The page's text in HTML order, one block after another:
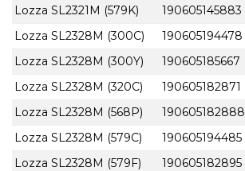
Lozza SL2321M (579K)
190605145883
Lozza SL2328M (300C)
190605194478
Lozza SL2328M (300Y)
190605185667
Lozza SL2328M (320C)
190605182871
Lozza SL2328M (568P)
190605182888
Lozza SL2328M (579C)
190605194485
Lozza SL2328M (579F)
190605182895